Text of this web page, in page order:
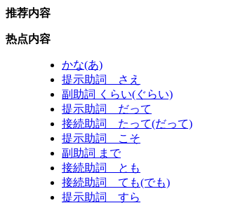
推荐内容
热点内容
かな(あ)
提示助詞 さえ
副助詞 くらい(ぐらい)
提示助詞 だって
接続助詞 たって(だって)
提示助詞 こそ
副助詞 まで
接続助詞 とも
接続助詞 ても(でも)
提示助詞 すら